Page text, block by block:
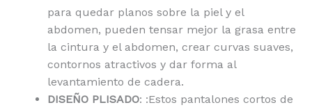
para quedar planos sobre la piel y el
abdomen, pueden tensar mejor la grasa entre
la cintura y el abdomen, crear curvas suaves,
contornos atractivos y dar forma al
levantamiento de cadera.
DISEÑO PLISADO: :Estos pantalones cortos de